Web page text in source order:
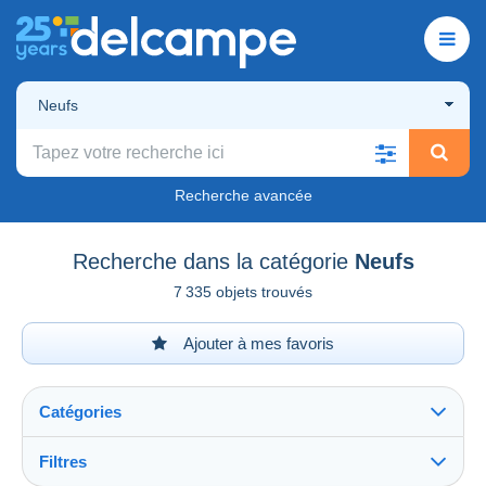
Neufs
Recherche avancée
Recherche dans la catégorie Neufs
7 335 objets trouvés
Ajouter à mes favoris
Catégories
Filtres